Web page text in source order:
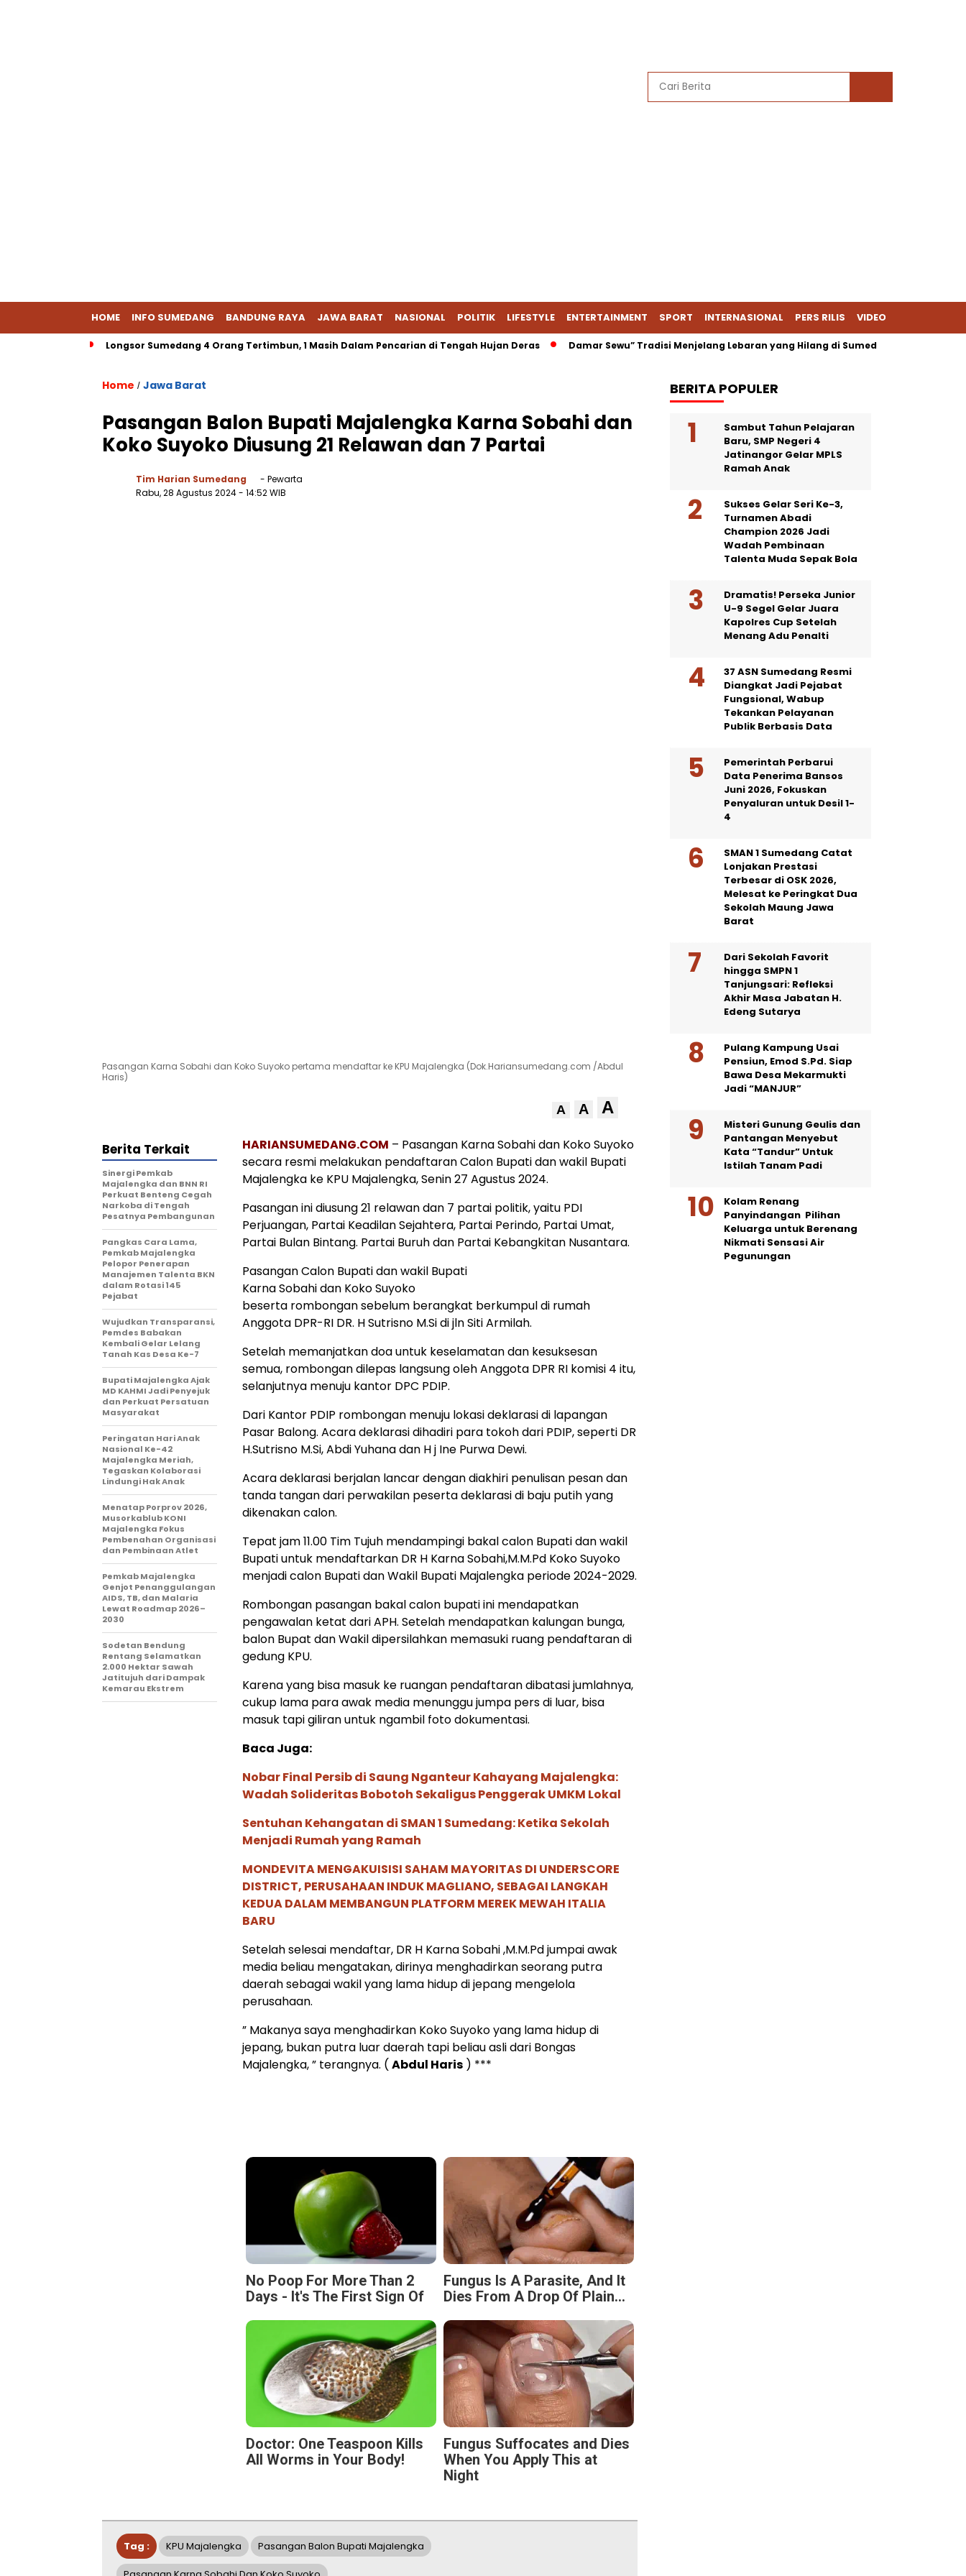
HOME INFO SUMEDANG BANDUNG RAYA JAWA BARAT NASIONAL POLITIK LIFESTYLE ENTERTAINMENT SPORT INTERNASIONAL PERS RILIS VIDEO
Longsor Sumedang 4 Orang Tertimbun, 1 Masih Dalam Pencarian di Tengah Hujan Deras Damar Sewu” Tradisi Menjelang Lebaran yang Hilang di Sumedang
Home / Jawa Barat
Pasangan Balon Bupati Majalengka Karna Sobahi dan
Koko Suyoko Diusung 21 Relawan dan 7 Partai
Tim Harian Sumedang
- Pewarta
Rabu, 28 Agustus 2024- 14:52 WIB
Pasangan Karna Sobahi dan Koko Suyoko pertama mendaftar ke KPU Majalengka (Dok.Hariansumedang.com /Abdul
Haris)
A A A
HARIANSUMEDANG.COM – Pasangan Karna Sobahi dan Koko Suyoko
secara resmi melakukan pendaftaran Calon Bupati dan wakil Bupati
Majalengka ke KPU Majalengka, Senin 27 Agustus 2024.
Pasangan ini diusung 21 relawan dan 7 partai politik, yaitu PDI
Perjuangan, Partai Keadilan Sejahtera, Partai Perindo, Partai Umat,
Partai Bulan Bintang. Partai Buruh dan Partai Kebangkitan Nusantara.
Pasangan Calon Bupati dan wakil Bupati
Karna Sobahi dan Koko Suyoko
beserta rombongan sebelum berangkat berkumpul di rumah
Anggota DPR-RI DR. H Sutrisno M.Si di jln Siti Armilah.
Setelah memanjatkan doa untuk keselamatan dan kesuksesan
semua, rombongan dilepas langsung oleh Anggota DPR RI komisi 4 itu,
selanjutnya menuju kantor DPC PDIP.
Dari Kantor PDIP rombongan menuju lokasi deklarasi di lapangan
Pasar Balong. Acara deklarasi dihadiri para tokoh dari PDIP, seperti DR
H.Sutrisno M.Si, Abdi Yuhana dan H j Ine Purwa Dewi.
Acara deklarasi berjalan lancar dengan diakhiri penulisan pesan dan
tanda tangan dari perwakilan peserta deklarasi di baju putih yang
dikenakan calon.
Tepat jam 11.00 Tim Tujuh mendampingi bakal calon Bupati dan wakil
Bupati untuk mendaftarkan DR H Karna Sobahi,M.M.Pd Koko Suyoko
menjadi calon Bupati dan Wakil Bupati Majalengka periode 2024-2029.
Rombongan pasangan bakal calon bupati ini mendapatkan
pengawalan ketat dari APH. Setelah mendapatkan kalungan bunga,
balon Bupat dan Wakil dipersilahkan memasuki ruang pendaftaran di
gedung KPU.
Karena yang bisa masuk ke ruangan pendaftaran dibatasi jumlahnya,
cukup lama para awak media menunggu jumpa pers di luar, bisa
masuk tapi giliran untuk ngambil foto dokumentasi.
Baca Juga:
Nobar Final Persib di Saung Nganteur Kahayang Majalengka:
Wadah Solideritas Bobotoh Sekaligus Penggerak UMKM Lokal
Sentuhan Kehangatan di SMAN 1 Sumedang: Ketika Sekolah
Menjadi Rumah yang Ramah
MONDEVITA MENGAKUISISI SAHAM MAYORITAS DI UNDERSCORE
DISTRICT, PERUSAHAAN INDUK MAGLIANO, SEBAGAI LANGKAH
KEDUA DALAM MEMBANGUN PLATFORM MEREK MEWAH ITALIA
BARU
Setelah selesai mendaftar, DR H Karna Sobahi ,M.M.Pd jumpai awak
media beliau mengatakan, dirinya menghadirkan seorang putra
daerah sebagai wakil yang lama hidup di jepang mengelola
perusahaan.
” Makanya saya menghadirkan Koko Suyoko yang lama hidup di
jepang, bukan putra luar daerah tapi beliau asli dari Bongas
Majalengka, ” terangnya. ( Abdul Haris ) ***
No Poop For More Than 2
Days - It's The First Sign Of
Fungus Is A Parasite, And It
Dies From A Drop Of Plain...
Doctor: One Teaspoon Kills
All Worms in Your Body!
Fungus Suffocates and Dies
When You Apply This at
Night
Berita Terkait
Sinergi Pemkab
Majalengka dan BNN RI
Perkuat Benteng Cegah
Narkoba di Tengah
Pesatnya Pembangunan
Pangkas Cara Lama,
Pemkab Majalengka
Pelopor Penerapan
Manajemen Talenta BKN
dalam Rotasi 145
Pejabat
Wujudkan Transparansi,
Pemdes Babakan
Kembali Gelar Lelang
Tanah Kas Desa Ke-7
Bupati Majalengka Ajak
MD KAHMI Jadi Penyejuk
dan Perkuat Persatuan
Masyarakat
Peringatan Hari Anak
Nasional Ke-42
Majalengka Meriah,
Tegaskan Kolaborasi
Lindungi Hak Anak
Menatap Porprov 2026,
Musorkablub KONI
Majalengka Fokus
Pembenahan Organisasi
dan Pembinaan Atlet
Pemkab Majalengka
Genjot Penanggulangan
AIDS, TB, dan Malaria
Lewat Roadmap 2026–
2030
Sodetan Bendung
Rentang Selamatkan
2.000 Hektar Sawah
Jatitujuh dari Dampak
Kemarau Ekstrem
Tag : KPU Majalengka Pasangan Balon Bupati Majalengka
BERITA POPULER
Sambut Tahun Pelajaran
Baru, SMP Negeri 4
Jatinangor Gelar MPLS
Ramah Anak
Sukses Gelar Seri Ke-3,
Turnamen Abadi
Champion 2026 Jadi
Wadah Pembinaan
Talenta Muda Sepak Bola
Dramatis! Perseka Junior
U-9 Segel Gelar Juara
Kapolres Cup Setelah
Menang Adu Penalti
37 ASN Sumedang Resmi
Diangkat Jadi Pejabat
Fungsional, Wabup
Tekankan Pelayanan
Publik Berbasis Data
Pemerintah Perbarui
Data Penerima Bansos
Juni 2026, Fokuskan
Penyaluran untuk Desil 1-
4
SMAN 1 Sumedang Catat
Lonjakan Prestasi
Terbesar di OSK 2026,
Melesat ke Peringkat Dua
Sekolah Maung Jawa
Barat
Dari Sekolah Favorit
hingga SMPN 1
Tanjungsari: Refleksi
Akhir Masa Jabatan H.
Edeng Sutarya
Pulang Kampung Usai
Pensiun, Emod S.Pd. Siap
Bawa Desa Mekarmukti
Jadi “MANJUR”
Misteri Gunung Geulis dan
Pantangan Menyebut
Kata “Tandur” Untuk
Istilah Tanam Padi
Kolam Renang
Panyindangan Pilihan
Keluarga untuk Berenang
Nikmati Sensasi Air
Pegunungan